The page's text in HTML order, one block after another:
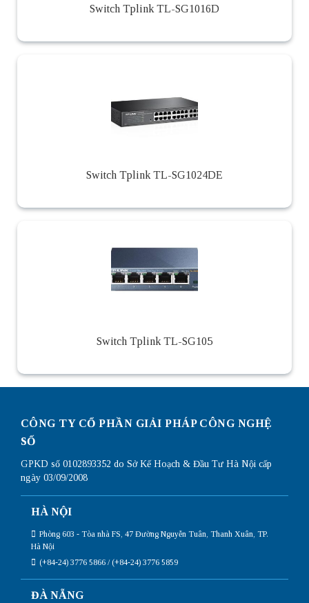
Switch Tplink TL-SG1016D
Switch Tplink TL-SG1024DE
Switch Tplink TL-SG105
CÔNG TY CỔ PHẦN GIẢI PHÁP CÔNG NGHỆ
SỐ
GPKD số 0102893352 do Sở Kế Hoạch & Đầu Tư Hà Nội cấp
ngày 03/09/2008
HÀ NỘI
Phòng 603 - Tòa nhà FS, 47 Đường Nguyễn Tuân, Thanh Xuân, TP.
Hà Nội
(+84-24) 3776 5866 / (+84-24) 3776 5859
ĐÀ NẴNG